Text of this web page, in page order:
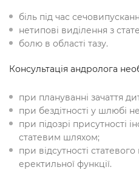
біль під час
нетипові виділення з
болю в області тазу.
Консультація андролога
при плануванні зачаття
при бездітності у шлюбі
при підозрі присутності
статевим шляхом;
при відсутності
еректильної функції.